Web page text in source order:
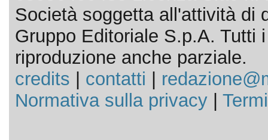
Società soggetta all'attività di
Gruppo Editoriale S.p.A. Tutti
riproduzione anche parziale.
credits
contatti
Normativa sulla privacy|